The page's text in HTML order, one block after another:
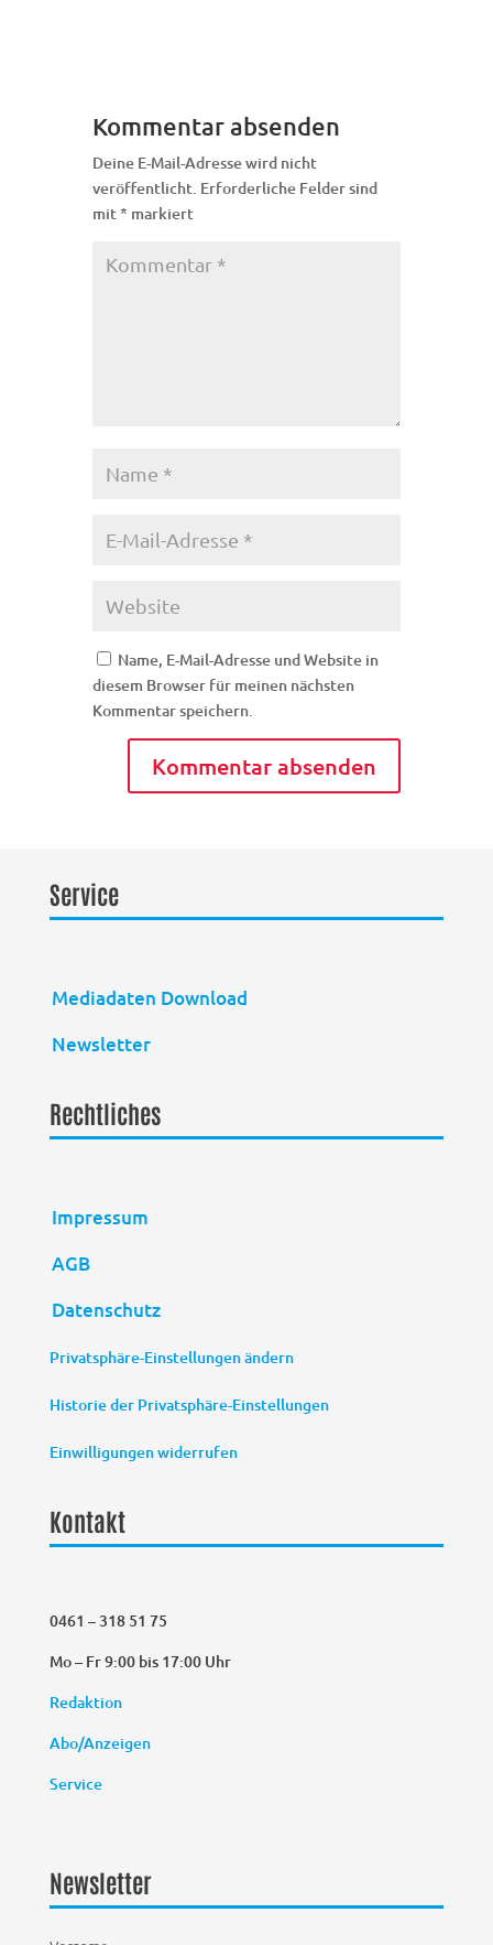
Kommentar absenden
Deine E-Mail-Adresse wird nicht
veröffentlicht. Erforderliche Felder sind
mit* markiert
Name, E-Mail-Adresse und Website in
diesem Browser für meinen nächsten
Kommentar speichern.
Service
Mediadaten Download
Newsletter
Rechtliches
Impressum
AGB
Datenschutz
Privatsphäre-Einstellungen ändern
Historie der Privatsphäre-Einstellungen
Einwilligungen widerrufen
Kontakt
0461 – 318 51 75
Mo – Fr 9:00 bis 17:00 Uhr
Redaktion
Abo/Anzeigen
Service
Newsletter